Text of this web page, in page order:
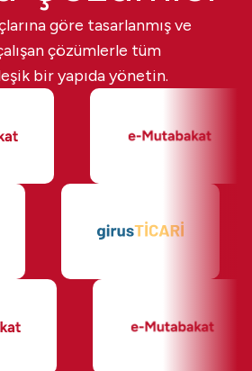
göre tasarlanmış ve
çözümlerle tüm
bir yapıda yönetin.